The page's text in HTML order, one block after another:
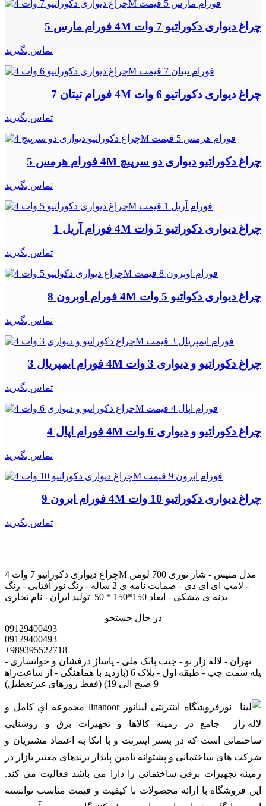
چراغ دیواری دکوراتیو 7 وات 4M فورام مارس 5
تماس بگیرید
چراغ دیواری دکوراتیو 6 وات 4M فورام تیتان 7
تماس بگیرید
چراغ دکوراتیو دیواری دو سرپیچ 4M فورام هرمس 5
تماس بگیرید
چراغ دیواری دکوراتیو 5 وات 4M فورام آریل 1
تماس بگیرید
چراغ دیواری دکواتیو 5 وات 4M فورام اوبرون 8
تماس بگیرید
چراغ دکوراتیو و دیواری 3 وات 4M فورام ایمپریال 3
تماس بگیرید
چراغ دکوراتیو و دیواری 6 وات 4M فورام اپال 4
تماس بگیرید
چراغ دیواری دکوراتیو 10 وات 4M فورام ابرون 9
تماس بگیرید
چراغ دیواری دکوراتیو 7 وات 4M مدل متیس - شار نوری 700 لومن
- لامپ ای ای دی - ضمانت نامه ی 2 ساله - رنگ نور آفتابی - رنگ
بدنه ی مشکی - ابعاد 150*150 * 50 تولید ایران - نام تجاری
در حال جستجو
09129400493
09129400493
+989395522718
تهران - لاله زار نو - جنب بانک ملی - پاساژ درفشان و خوانساری -
راه‎پله سمت چپ - طبقه اول - پلاک 6 (بازدید با هماهنگی - از ساعت
9 صبح الی 19) (فقط روزهای غیرتعطیل)
فروشگاه اینترنتی لینانور linanoor مجموعه اي کامل و
جامع در زمينه کالاها و تجهيزات برق و روشنايي
ساختمانی است که در بستر اينترنت و با اتکا به اعتماد مشتریان و
شرکت های ساختمانی و پشتوانه تامین پایدار برندهای معتبر بازار در
زمینه تجهیزات برقی ساختمانی را دارا می باشد فعالیت مي کند.
اين فروشگاه با ارائه محصولات با کيفيت و قيمت مناسب توانسته